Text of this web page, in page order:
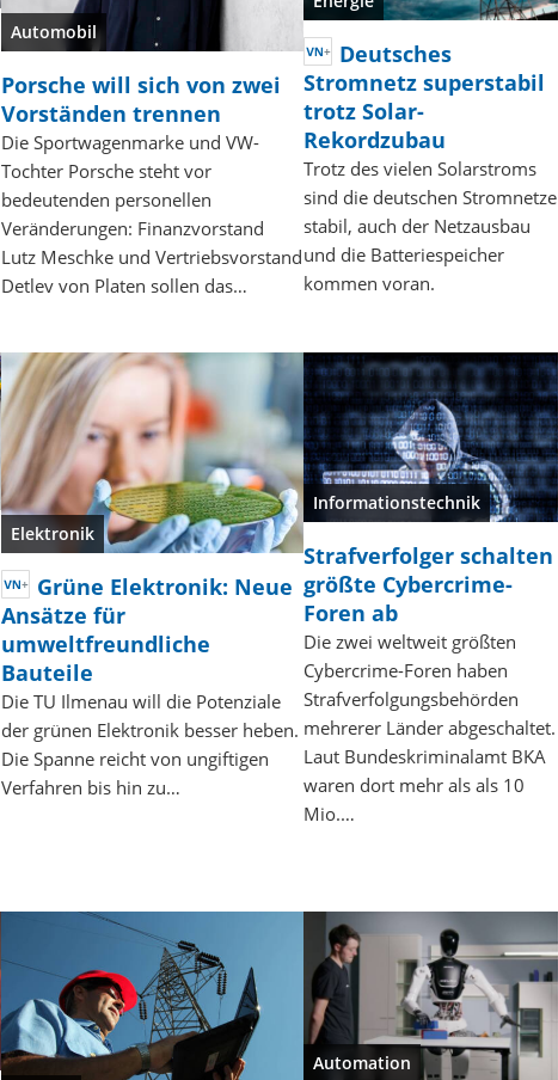
Automobil
Porsche will sich von zwei
Vorständen trennen
Die Sportwagenmarke und VW-
Tochter Porsche steht vor
bedeutenden personellen
Veränderungen: Finanzvorstand
Lutz Meschke und Vertriebsvorstand
Detlev von Platen sollen das…
Deutsches
Stromnetz superstabil
trotz Solar-
Rekordzubau
Trotz des vielen Solarstroms
sind die deutschen Stromnetze
stabil, auch der Netzausbau
und die Batteriespeicher
kommen voran.
Elektronik
Grüne Elektronik: Neue
Ansätze für
umweltfreundliche
Bauteile
Die TU Ilmenau will die Potenziale
der grünen Elektronik besser heben.
Die Spanne reicht von ungiftigen
Verfahren bis hin zu…
Informationstechnik
Strafverfolger schalten
größte Cybercrime-
Foren ab
Die zwei weltweit größten
Cybercrime-Foren haben
Strafverfolgungsbehörden
mehrerer Länder abgeschaltet.
Laut Bundeskriminalamt BKA
waren dort mehr als als 10
Mio.…
Automation